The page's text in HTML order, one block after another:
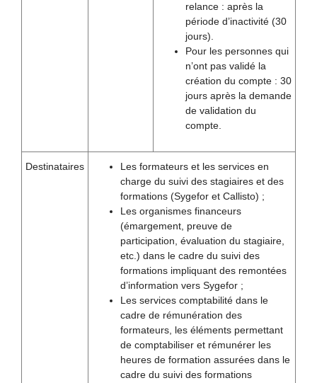
relance : après la
période d’inactivité (30
jours).
Pour les personnes qui
n’ont pas validé la
création du compte : 30
jours après la demande
de validation du
compte.
Destinataires
Les formateurs et les services en
charge du suivi des stagiaires et des
formations (Sygefor et Callisto) ;
Les organismes financeurs
(émargement, preuve de
participation, évaluation du stagiaire,
etc.) dans le cadre du suivi des
formations impliquant des remontées
d’information vers Sygefor ;
Les services comptabilité dans le
cadre de rémunération des
formateurs, les éléments permettant
de comptabiliser et rémunérer les
heures de formation assurées dans le
cadre du suivi des formations